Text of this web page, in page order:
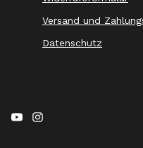
Versand und
Datenschutz